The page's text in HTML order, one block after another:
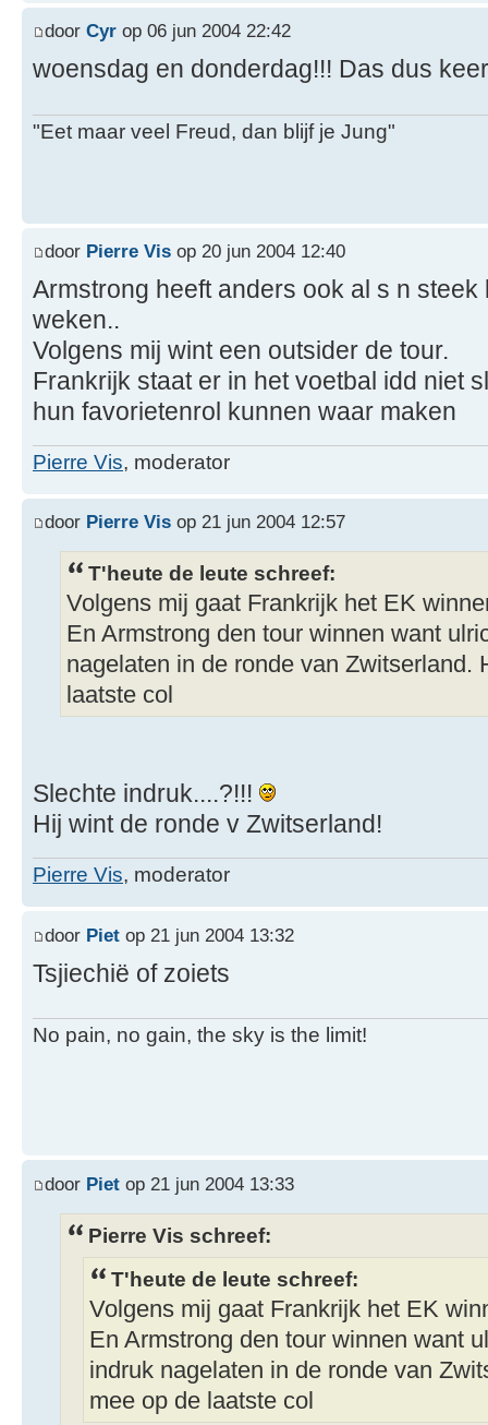
door Cyr op 06 jun 2004 22:42
woensdag en donderdag!!! Das dus
"Eet maar veel Freud, dan blijf je Jung"
door Pierre Vis op 20 jun 2004 12:40
Armstrong heeft anders ook al s n
weken..
Volgens mij wint een outsider de tour.
Frankrijk staat er in het voetbal idd niet
hun favorietenrol kunnen waar maken
Pierre Vis, moderator
door Pierre Vis op 21 jun 2004 12:57
T'heute de leute schreef:
Volgens mij gaat Frankrijk het EK
En Armstrong den tour winnen want
nagelaten in de ronde van Zwitserland.
laatste col
Slechte indruk....?!!!
Hij wint de ronde v Zwitserland!
Pierre Vis, moderator
door Piet op 21 jun 2004 13:32
Tsjiechië of zoiets
No pain, no gain, the sky is the limit!
door Piet op 21 jun 2004 13:33
Pierre Vis schreef:
T'heute de leute schreef:
Volgens mij gaat Frankrijk het EK
En Armstrong den tour winnen want
indruk nagelaten in de ronde van
mee op de laatste col